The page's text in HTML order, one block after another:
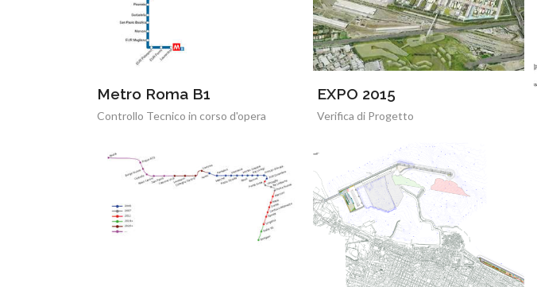
Metro Roma B1
Controllo Tecnico in corso d'opera
EXPO 2015
Verifica di Progetto